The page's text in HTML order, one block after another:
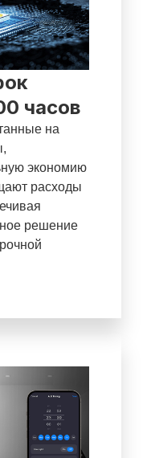
часов
на
экономию
расходы
решение